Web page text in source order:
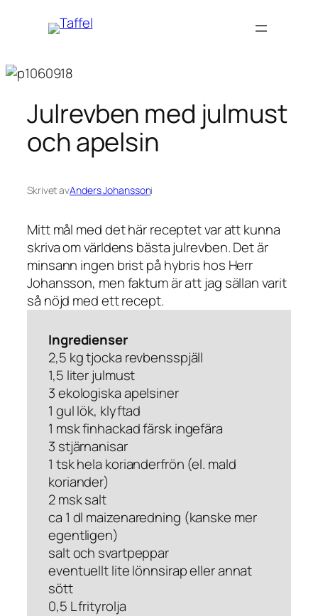
Julrevben med julmust
och apelsin
Skrivet avAnders Johanssoni
Mitt mål med det här receptet var att kunna
skriva om världens bästa julrevben. Det är
minsann ingen brist på hybris hos Herr
Johansson, men faktum är att jag sällan varit
så nöjd med ett recept.
Ingredienser
2,5 kg tjocka revbensspjäll
1,5 liter julmust
3 ekologiska apelsiner
1 gul lök, klyftad
1 msk finhackad färsk ingefära
3 stjärnanisar
1 tsk hela korianderfrön (el. mald
koriander)
2 msk salt
ca 1 dl maizenaredning (kanske mer
egentligen)
salt och svartpeppar
eventuellt lite lönnsirap eller annat
sött
0,5 L frityrolja